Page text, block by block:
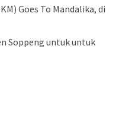
Goes To Mandalika, di
Soppeng untuk untuk